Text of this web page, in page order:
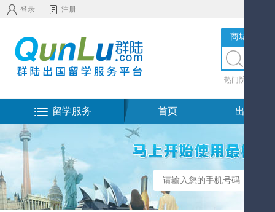
登录 注册
商城服务
热门院校
留学服务 首页 出国留学